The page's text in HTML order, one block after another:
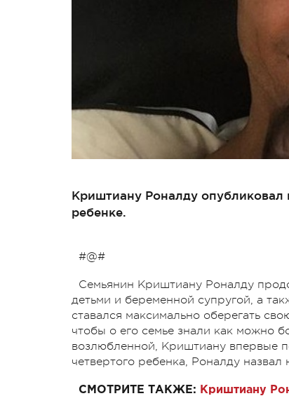
Криштиану Роналду опубликовал
ребенке.
#@#
Семьянин Криштиану Роналду
детьми и беременной супругой, а
ставался максимально оберегать
чтобы о его семье знали как можно
возлюбленной, Криштиану впервые
четвертого ребенка, Роналду
СМОТРИТЕ ТАКЖЕ: Криштиану